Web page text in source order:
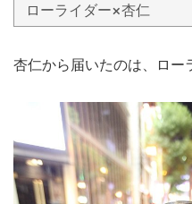
ローライダー×杏仁
杏仁から届いたのは、ロー